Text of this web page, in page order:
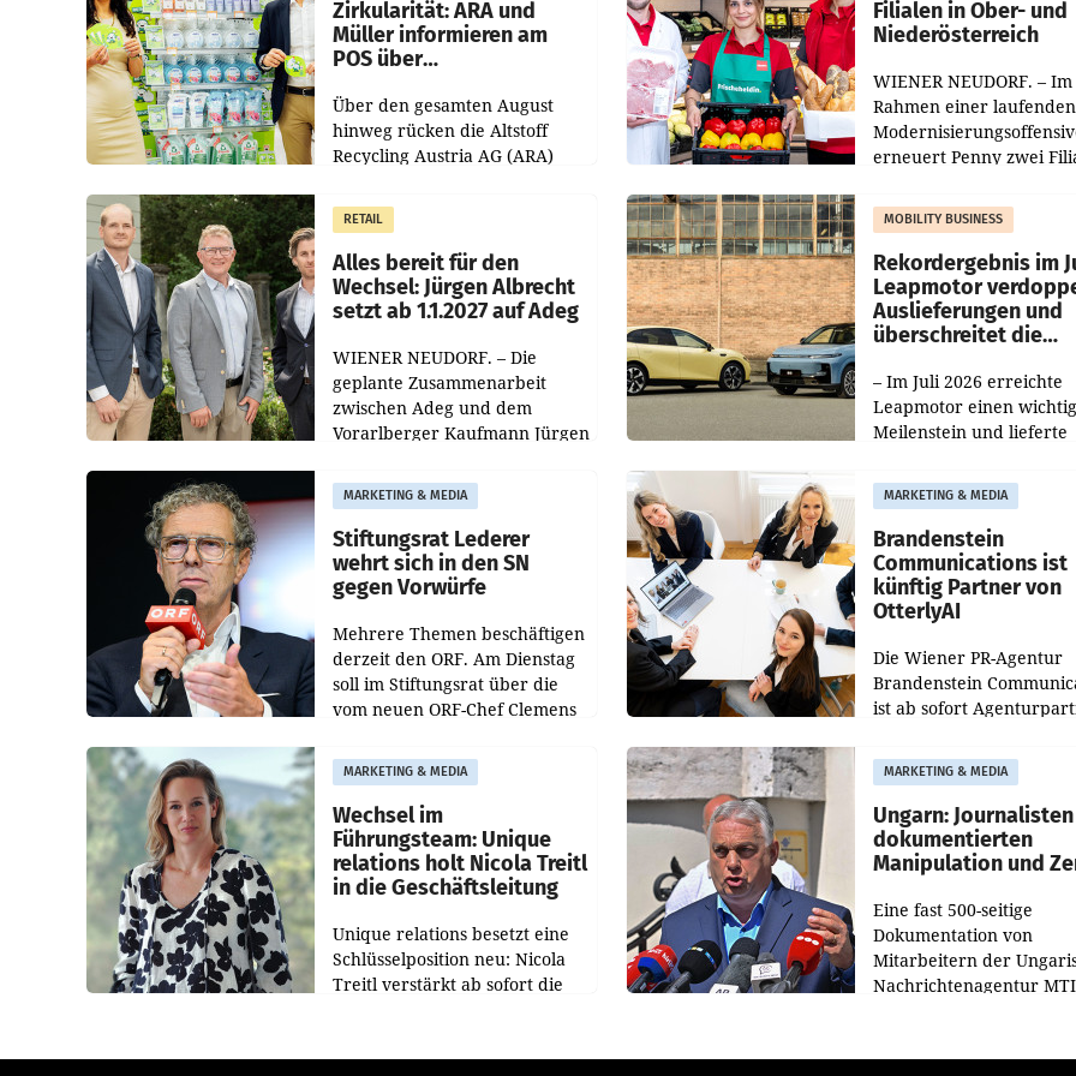
Zirkularität: ARA und
Müller informieren am
POS über
Über den gesamten August
hinweg rücken die Altstoff
Recycling Austria AG (ARA)
Müller die Initiative „Kreislauf-
Helden“ in allen
österreichischen Müller-Filialen
Filialen in Ober- und
Niederösterreich
WIENER NEUDORF. – Im
Rahmen einer laufenden
erneuert Penny zwei
Die beiden Standorte
Haag sowie im rund
RETAIL
Alles bereit für den
Wechsel: Jürgen Albrecht
setzt ab 1.1.2027 auf Adeg
WIENER NEUDORF. – Die
geplante Zusammenarbeit
zwischen Adeg und dem
Vorarlberger Kaufmann Jürgen
freigegeben: Die
Bundeswettbewerbsbehörde
und der Bundeskartellanwalt
MOBILITY BUSINESS
Rekordergebnis im
Leapmotor
Auslieferungen und
überschreitet die
– Im Juli 2026 erreichte
Leapmotor einen
Meilenstein und lieferte
aus, womit sich das
gegenüber Juli 2025
verdoppelte (+102
MARKETING & MEDIA
Stiftungsrat Lederer
wehrt sich in den SN
gegen Vorwürfe
Mehrere Themen beschäftigen
derzeit den ORF. Am Dienstag
soll im Stiftungsrat über die
vom neuen ORF-Chef Clemens
Besetzungen für die
Direktionen abgestimmt
werden.
MARKETING & MEDIA
Brandenstein
Communications ist
künftig Partner von
OtterlyAI
Die Wiener PR-Agentur
Brandenstein
ist ab sofort
Optimierungsplattform
OtterlyAI. Damit baut die
Agentur ihr
MARKETING & MEDIA
Wechsel im
Führungsteam: Unique
relations holt Nicola Treitl
in die Geschäftsleitung
Unique relations besetzt eine
Schlüsselposition neu: Nicola
Treitl verstärkt ab sofort die
Josef Kalina und Anna Kalina-
MARKETING & MEDIA
Ungarn: Journalisten
dokumentierten
Manipulation und
Eine fast 500-seitige
Dokumentation von
Mitarbeitern der
Nachrichtenagentur
der Agentur während